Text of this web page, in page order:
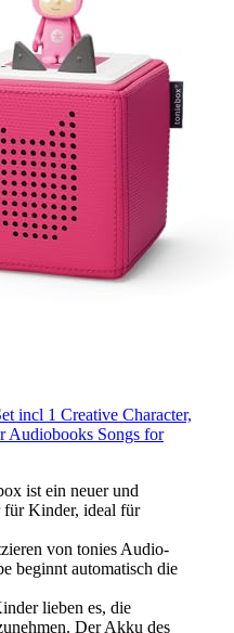
incl 1 Creative Character,
Audiobooks Songs for
ist ein neuer und
Kinder, ideal für
von tonies Audio-
beginnt automatisch die
lieben es, die
Der Akku des